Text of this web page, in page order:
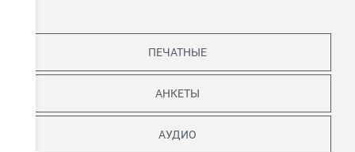
ПЕЧАТНЫЕ
АНКЕТЫ
АУДИО